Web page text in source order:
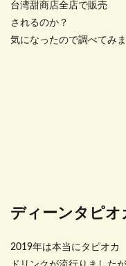
台湾甜商店全店で販売
されるのか？
気になったので調べてみま
ディーンタピオ
2019年は本当にタピオカ